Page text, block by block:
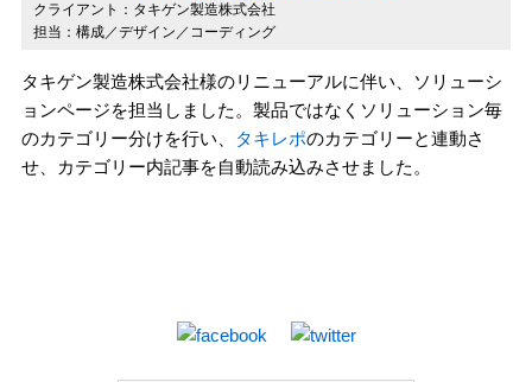
クライアント：タキゲン製造株式会社
担当：構成／デザイン／コーディング
タキゲン製造株式会社様のリニューアルに伴い、ソリューシ
ョンページを担当しました。製品ではなくソリューション毎
のカテゴリー分けを行い、
タキレポのカテゴリーと連動さ
せ、カテゴリー内記事を自動読み込みさせました。